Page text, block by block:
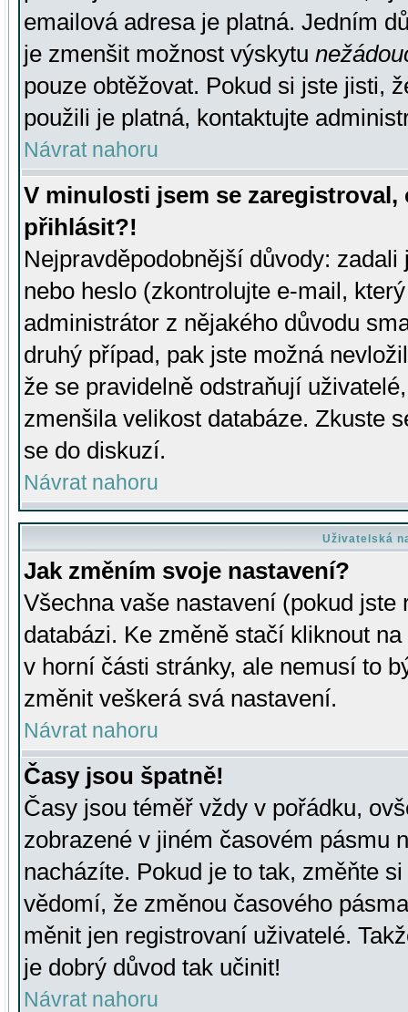
emailová adresa je platná. Jedním
je zmenšit možnost výskytu
pouze obtěžovat. Pokud si jste jisti,
použili je platná, kontaktujte
Návrat nahoru
V minulosti jsem se
přihlásit?!
Nejpravděpodobnější důvody:
nebo heslo (zkontrolujte e-mail,
administrátor z nějakého důvodu
druhý případ, pak jste možná
že se pravidelně odstraňují
zmenšila velikost databáze. Zkuste
se do diskuzí.
Návrat nahoru
Uživatelská
Jak změním svoje nastavení?
Všechna vaše nastavení (pokud
databázi. Ke změně stačí kliknout
v horní části stránky, ale nemusí to
změnit veškerá svá nastavení.
Návrat nahoru
Časy jsou špatně!
Časy jsou téměř vždy v pořádku,
zobrazené v jiném časovém pásmu
nacházíte. Pokud je to tak, změňte
vědomí, že změnou časového
měnit jen registrovaní uživatelé.
je dobrý důvod tak učinit!
Návrat nahoru